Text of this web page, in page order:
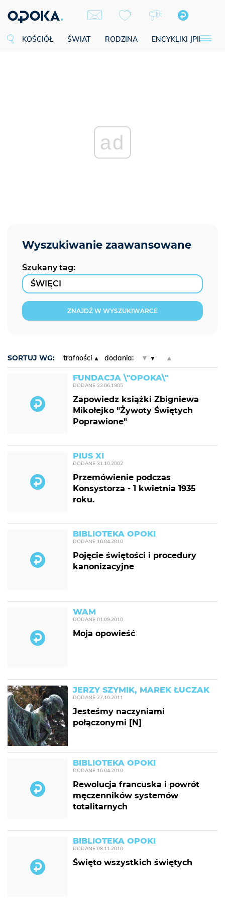
KOŚCIÓŁ ŚWIAT RODZINA ENCYKLIKI JPII
ad
Szukany tag:
ZNAJDŹ W WYSZUKIWARCE
SORTUJ WG: trafności dodania: ▼ ▲
FUNDACJA \"OPOKA\"
DODANE 22.06.1905
Zapowiedz książki Zbigniewa
Mikołejko "Żywoty Świętych
Poprawione"
PIUS XI
DODANE 31.10.2002
Przemówienie podczas
Konsystorza - 1 kwietnia 1935
roku.
BIBLIOTEKA OPOKI
DODANE 16.04.2010
Pojęcie świętości i procedury
kanonizacyjne
WAM
DODANE 01.09.2010
Moja opowieść
JERZY SZYMIK, MAREK ŁUCZAK
DODANE 27.10.2011
Jesteśmy naczyniami
połączonymi [N]
BIBLIOTEKA OPOKI
DODANE 16.04.2010
Rewolucja francuska i powrót
męczenników systemów
totalitarnych
BIBLIOTEKA OPOKI
DODANE 08.11.2010
Święto wszystkich świętych